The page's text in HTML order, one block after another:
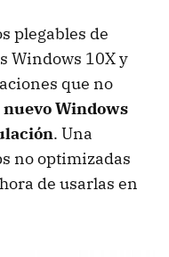
plegables de
Windows 10X y
que no
nuevo Windows
. Una
no optimizadas
de usarlas en